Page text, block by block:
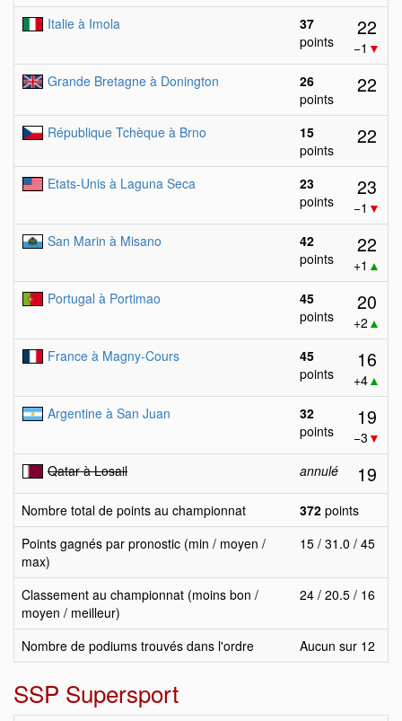
Italie à Imola
37
points
22
−1 ▼
Grande Bretagne à Donington
26
points
22
République Tchèque à Brno
15
points
22
Etats-Unis à Laguna Seca
23
points
23
−1 ▼
San Marin à Misano
42
points
22
+1 ▲
Portugal à Portimao
45
points
20
+2 ▲
France à Magny-Cours
45
points
16
+4▲
Argentine à San Juan
32
points
19
−3 ▼
Qatar à Losail
annulé 19
Nombre total de points au championnat 372 points
Points gagnés par pronostic (min / moyen /
max)
15 / 31.0 / 45
Classement au championnat (moins bon /
moyen / meilleur)
24 / 20.5 / 16
Nombre de podiums trouvés dans l'ordre Aucun sur 12
SSP Supersport